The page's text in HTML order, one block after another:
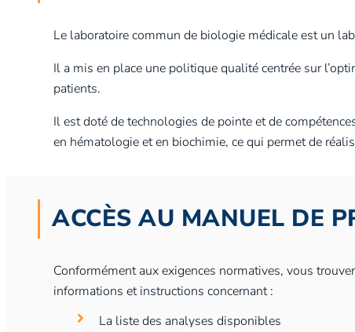
Le laboratoire commun de biologie médicale est un
Il a mis en place une politique qualité centrée sur
patients.
Il est doté de technologies de pointe et de
en hématologie et en biochimie, ce qui permet de
ACCÈS AU MANUEL DE
Conformément aux exigences normatives, vous
informations et instructions concernant :
La liste des analyses disponibles